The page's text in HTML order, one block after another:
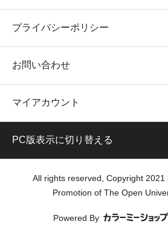
プライバシーポリシー
お問い合わせ
マイアカウント
PC版表示に切り替える
All rights reserved, Copyright
Promotion of The Open
Powered By